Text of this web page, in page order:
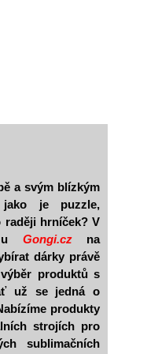
a svým blízkým
jako je puzzle,
raději hrníček? V
u Gongi.cz
na
dárky právě
produktů s
už se jedná o
produkty
strojích pro
sublimačních